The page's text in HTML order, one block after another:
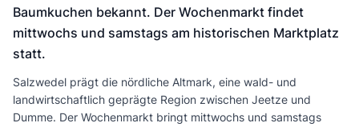
Baumkuchen bekannt. Der Wochenmarkt findet
mittwochs und samstags am historischen Marktplatz
statt.
Salzwedel prägt die nördliche Altmark, eine wald- und
landwirtschaftlich geprägte Region zwischen Jeetze und
Dumme. Der Wochenmarkt bringt mittwochs und samstags